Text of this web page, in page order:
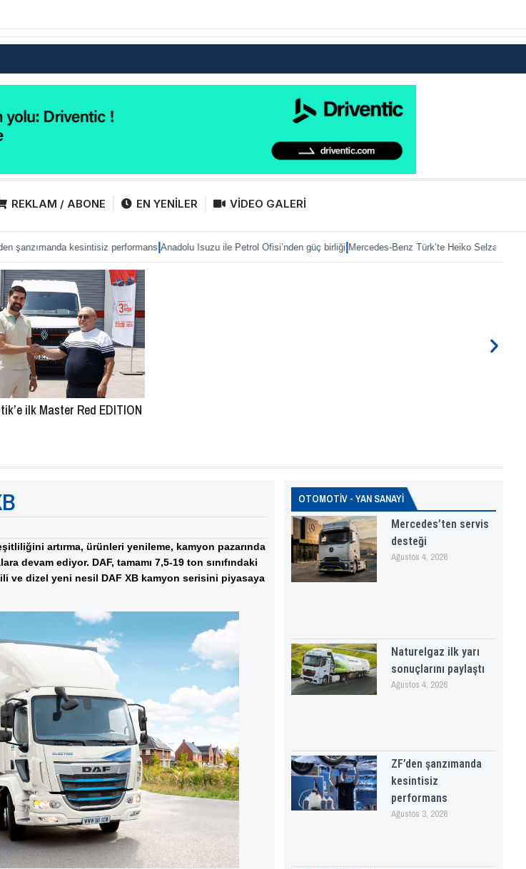
REKLAM / ABONE EN YENİLER VİDEO GALERİ
kesintisiz performans|Anadolu Isuzu ile Petrol Ofisi’nden güç birliği|Mercedes-Benz Türk’te Heiko Selzam göreve başladı
ilk Master Red EDITION
artırma, ürünleri yenileme, kamyon pazarında
devam ediyor. DAF, tamamı 7,5-19 ton sınıfındaki
ve dizel yeni nesil DAF XB kamyon serisini piyasaya
OTOMOTİV - YAN SANAYİ
Mercedes’ten servis
desteği
Ağustos 4, 2026
Naturelgaz ilk yarı
sonuçlarını paylaştı
Ağustos 4, 2026
ZF’den şanzımanda
kesintisiz
performans
Ağustos 3, 2026